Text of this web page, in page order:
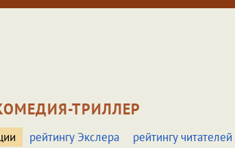
ТРИЛЛЕР
рейтингу Экслера рейтингу читателей